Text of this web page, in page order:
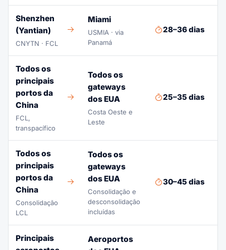
Shenzhen
(Yantian)
CNYTN · FCL
Miami
USMIA · via
Panamá
28–36 dias
Todos os
principais
portos da
China
FCL,
transpacífico
Todos os
gateways
dos EUA
Costa Oeste e
Leste
25–35 dias
Todos os
principais
portos da
China
Consolidação
LCL
Todos os
gateways
dos EUA
Consolidação e
desconsolidação
incluídas
30–45 dias
Principais
Aeroportos